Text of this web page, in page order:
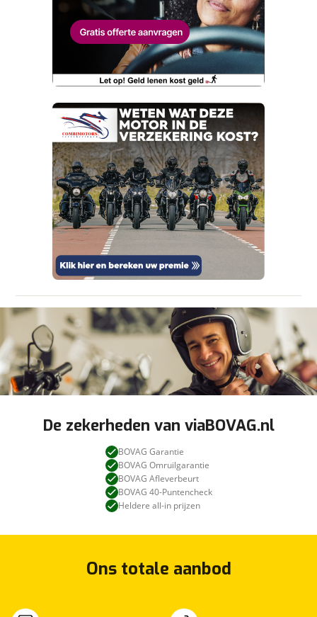
Vraag mijn proefrit aan
om je aanvraag zo goed mogelijk bij de
aanbieder te brengen. Lees hier meer over in
onzeprivacyverklaring .
E-mailadres
Telefoonnummer (optioneel)
Verstuur mijn vraag
viaBOVAG.nl verwerkt je persoonsgegevens
om je aanvraag zo goed mogelijk bij de
aanbieder te brengen. Lees hier meer over in
onzeprivacyverklaring .
Wat is jou opgevallen?
Wat klopt er niet?
Kan je ons nog meer vertellen? (optioneel)
Stuur mijn bevinding door
De zekerheden van viaBOVAG.nl
BOVAG Garantie
BOVAG Omruilgarantie
BOVAG Afleverbeurt
BOVAG 40-Puntencheck
Heldere all-in prijzen
Ons totale aanbod